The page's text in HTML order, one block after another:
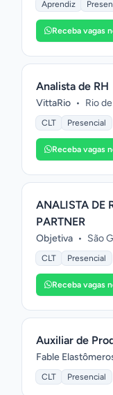
Aprendiz
Receba vagas
Analista de RH
VittaRio • Rio
CLT Presencial
Receba vagas
ANALISTA DE
PARTNER
Objetiva • São
CLT Presencial
Receba vagas
Auxiliar de
Fable
CLT Presencial